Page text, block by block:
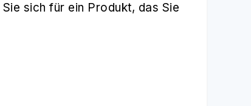
sich für ein Produkt, das Sie